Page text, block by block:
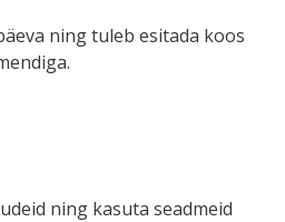
ning tuleb esitada koos
ning kasuta seadmeid